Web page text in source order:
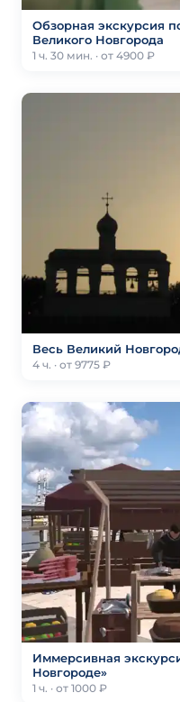
Обзорная экскурсия
Великого Новгорода
1 ч. 30 мин. · от 4900 ₽
Весь Великий
4 ч. · от 9775 ₽
Иммерсивная
Новгороде»
1 ч. · от 1000 ₽